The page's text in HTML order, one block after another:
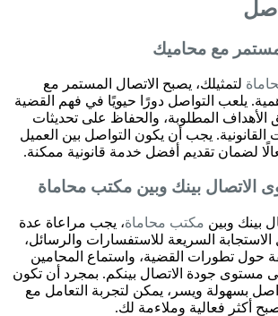
مع محاميك
لتمثيلك، يصبح الاتصال المستمر مع
يلعب التواصل دورًا حيويًا في فهم القضية
المطلوبة، والحفاظ على تحديثات
يجب أن يكون التواصل بين العميل
لضمان تقديم أفضل خدمة قانونية ممكنة.
الاتصال بينك وبين مكتب محاماة
بينك وبين مكتب محاماة، يجب مراعاة عدة
السريعة للاستفسارات والرسائل،
حول تطورات القضية، واستماع المحامين
مستوى جودة الاتصال بينكم. بمجرد أن تكون
بسهولة ويسر، يمكن لتجربة التعامل مع
أكثر فعالية وملاءمة لك.